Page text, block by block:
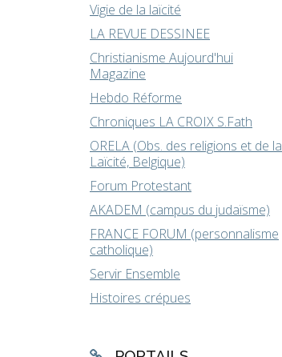
Vigie de la laïcité
LA REVUE DESSINEE
Christianisme Aujourd'hui
Magazine
Hebdo Réforme
Chroniques LA CROIX S.Fath
ORELA (Obs. des religions et de la
Laïcité, Belgique)
Forum Protestant
AKADEM (campus du judaïsme)
FRANCE FORUM (personnalisme
catholique)
Servir Ensemble
Histoires crépues